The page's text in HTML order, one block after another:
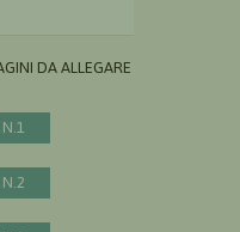
DA ALLEGARE AL